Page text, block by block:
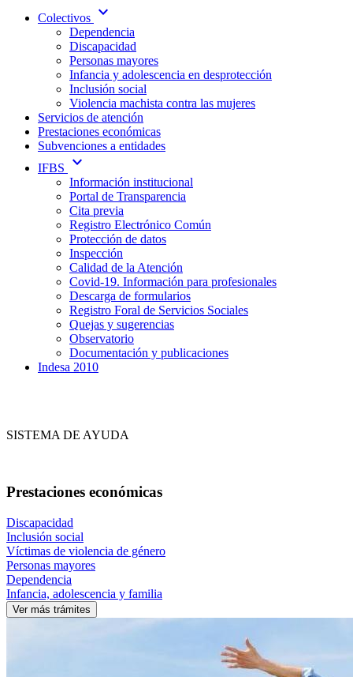
Colectivos expand_more
Dependencia
Discapacidad
Personas mayores
Infancia y adolescencia en desprotección
Inclusión social
Violencia machista contra las mujeres
Servicios de atención
Prestaciones económicas
Subvenciones a entidades
IFBS
expand_more
Información institucional
Portal de Transparencia
Cita previa
Registro Electrónico Común
Protección de datos
Inspección
Calidad de la Atención
Covid-19. Información para profesionales
Descarga de formularios
Registro Foral de Servicios Sociales
Quejas y sugerencias
Observatorio
Documentación y publicaciones
Indesa 2010
SISTEMA DE AYUDA
Prestaciones económicas
Discapacidad
Inclusión social
Víctimas de violencia de género
Personas mayores
Dependencia
Infancia, adolescencia y familia
Ver más trámites